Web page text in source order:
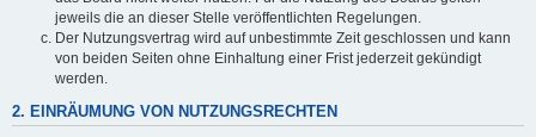
jeweils die an dieser Stelle veröffentlichten Regelungen.
Der Nutzungsvertrag wird auf unbestimmte Zeit geschlossen und kann
von beiden Seiten ohne Einhaltung einer Frist jederzeit gekündigt
werden.
2. EINRÄUMUNG VON NUTZUNGSRECHTEN